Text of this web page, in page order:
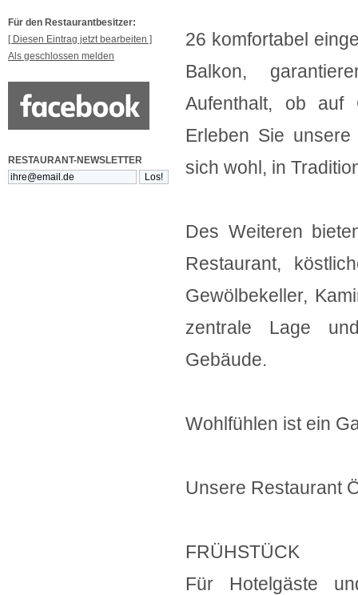
Für den Restaurantbesitzer:
[ Diesen Eintrag jetzt bearbeiten ]
Als geschlossen melden
RESTAURANT-NEWSLETTER
26 komfortabel
Balkon,
Aufenthalt, ob auf
Erleben Sie
sich wohl, in
Des Weiteren
Restaurant,
Gewölbekeller,
zentrale Lage
Gebäude.
Wohlfühlen ist ein
Unsere Restaurant
FRÜHSTÜCK
Für Hotelgäste